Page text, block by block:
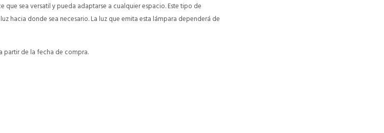
que sea versatil y pueda adaptarse a cualquier espacio. Este tipo de
hacia donde sea necesario. La luz que emita esta lámpara dependerá de
partir de la fecha de compra.